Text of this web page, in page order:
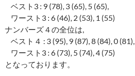
ベスト3 : 9 (78), 3 (65), 5 (65),
ワースト3 : 6 (46), 2 (53), 1 (55)
ナンバーズ４の全位は,
ベスト４ : 3 (95), 9 (87), 8 (84), 0 (81),
ワースト3 : 6 (73), 5 (74), 4 (75)
となっております。